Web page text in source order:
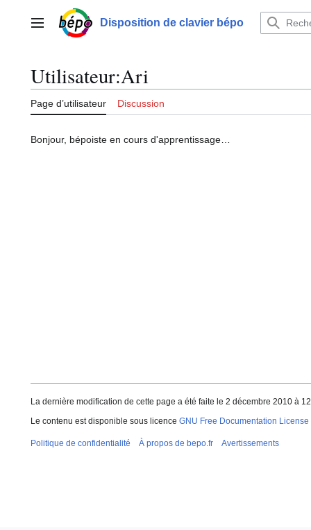
contenuMenu principalDisposition de clavier bépo
Utilisateur:Ari
Page d’utilisateur Discussion
Bonjour, bépoiste en cours d'apprentissage…
La dernière modification de cette page a été faite le 2 décembre 2010 à
Le contenu est disponible sous licence GNU Free Documentation License
Politique de confidentialité À propos de bepo.fr Avertissements